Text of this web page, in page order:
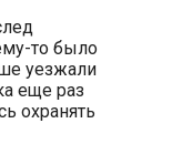
то было
уезжали
еще раз
охранять